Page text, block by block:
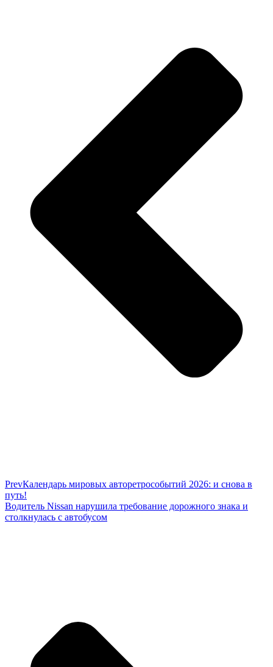
PrevКалендарь мировых авторетрособытий 2026: и снова в
путь!
Водитель Nissan нарушила требование дорожного знака и
столкнулась с автобусом